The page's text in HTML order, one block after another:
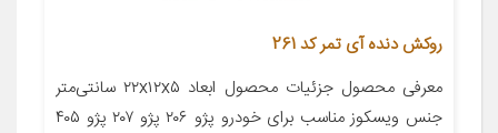
روکش دنده آی تمر کد 261
معرفی محصول جزئیات محصول ابعاد ۲۲x۱۲x۵ سانتی‌متر
جنس ویسکوز مناسب برای خودرو پژو ۲۰۶ پژو ۲۰۷ پژو ۴۰۵